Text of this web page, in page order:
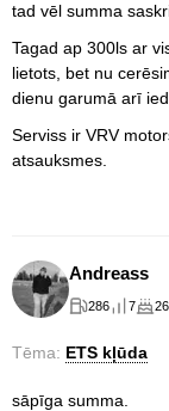
tad vēl summa
Tagad ap 300ls ar
lietots, bet nu
dienu garumā arī
Serviss ir VRV
atsauksmes.
Andreass
286 7
Tēma: ETS kļūda
sāpīga summa.